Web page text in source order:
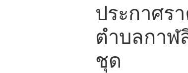
ประกาศร
ตำบลกาฬ
ชุด